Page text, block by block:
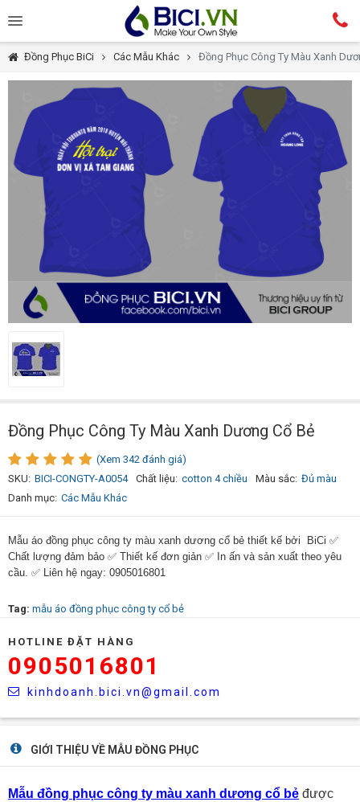
Đồng Phục BiCi Các Mẫu Khác Đồng Phục Công Ty Màu Xanh
Đồng Phục Công Ty Màu Xanh Dương Cổ Bẻ
(Xem 342 đánh giá)
SKU: BICI-CONGTY-A0054 Chất liệu: cotton 4 chiều Màu sắc: Đủ màu
Danh mục: Các Mẫu Khác
Mẫu áo đồng phục công ty màu xanh dương cổ bẻ thiết kế bởi BiCi ✅
Chất lượng đảm bảo ✅ Thiết kế đơn giản ✅ In ấn và sản xuất theo yêu
cầu. ✅ Liên hệ ngay: 0905016801
Tag: mẫu áo đồng phục công ty cổ bẻ
HOTLINE ĐẶT HÀNG
0905016801
kinhdoanh.bici.vn@gmail.com
GIỚI THIỆU VỀ MẪU ĐỒNG PHỤC
Mẫu đồng phục công ty màu xanh dương cổ bẻ được